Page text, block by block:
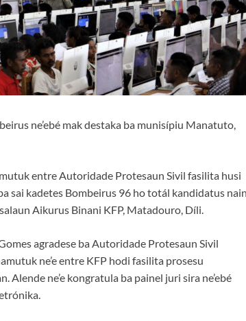
ne’ebé mak destaka ba munisípiu Manatuto,
entre Autoridade Protesaun Sivil fasilita husi
sai kadetes Bombeirus 96 ho totál kandidatus nain
Aikurus Binani KFP, Matadouro, Díli.
agradese ba Autoridade Protesaun Sivil
ne’e entre KFP hodi fasilita prosesu
ne’e kongratula ba painel juri sira ne’ebé